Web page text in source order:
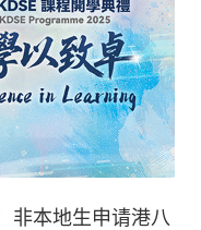
非本地生申请港八